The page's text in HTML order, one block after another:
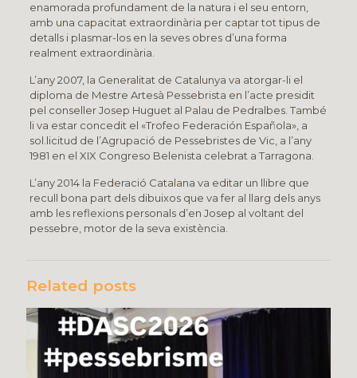
enamorada profundament de la natura i el seu entorn,
amb una capacitat extraordinària per captar tot tipus de
detalls i plasmar-los en la seves obres d’una forma
realment extraordinària.
L’any 2007, la Generalitat de Catalunya va atorgar-li el
diploma de Mestre Artesà Pessebrista en l’acte presidit
pel conseller Josep Huguet al Palau de Pedralbes. També
li va estar concedit el «Trofeo Federación Española», a
sol.licitud de l’Agrupació de Pessebristes de Vic, a l’any
1981 en el XIX Congreso Belenista celebrat a Tarragona.
L’any 2014 la Federació Catalana va editar un llibre que
recull bona part dels dibuixos que va fer al llarg dels anys
amb les reflexions personals d’en Josep al voltant del
pessebre, motor de la seva existència.
Related posts